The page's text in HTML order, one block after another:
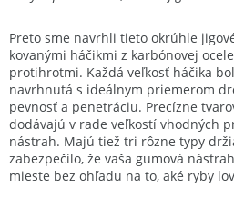
Preto sme navrhli tieto okrúhle
kovanými háčikmi z karbónovej
protihrotmi. Každá veľkosť háčika
navrhnutá s ideálnym priemerom
pevnosť a penetráciu. Precízne
dodávajú v rade veľkostí vhodných
nástrah. Majú tiež tri rôzne typy
zabezpečilo, že vaša gumová
mieste bez ohľadu na to, aké ryby